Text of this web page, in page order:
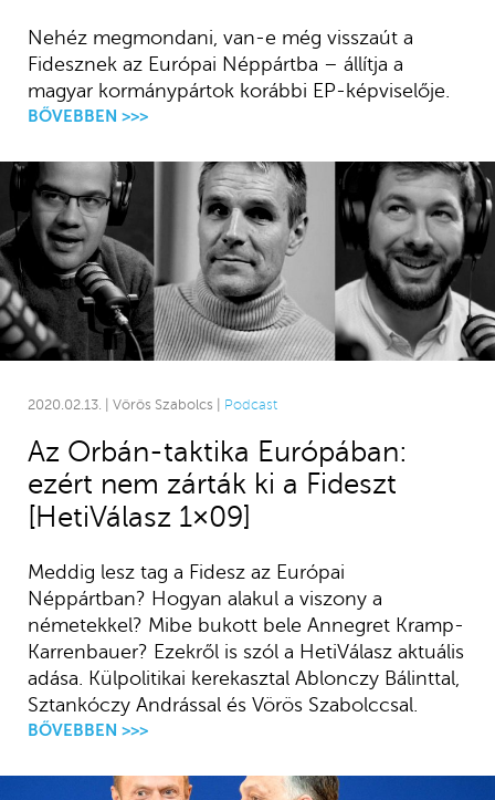
Nehéz megmondani, van-e még visszaút a
Fidesznek az Európai Néppártba – állítja a
magyar kormánypártok korábbi EP-képviselője.
BŐVEBBEN >>>
2020.02.13. | Vörös Szabolcs | Podcast
Az Orbán-taktika Európában:
ezért nem zárták ki a Fideszt
[HetiVálasz 1×09]
Meddig lesz tag a Fidesz az Európai
Néppártban? Hogyan alakul a viszony a
németekkel? Mibe bukott bele Annegret Kramp-
Karrenbauer? Ezekről is szól a HetiVálasz aktuális
adása. Külpolitikai kerekasztal Ablonczy Bálinttal,
Sztankóczy Andrással és Vörös Szabolccsal.
BŐVEBBEN >>>